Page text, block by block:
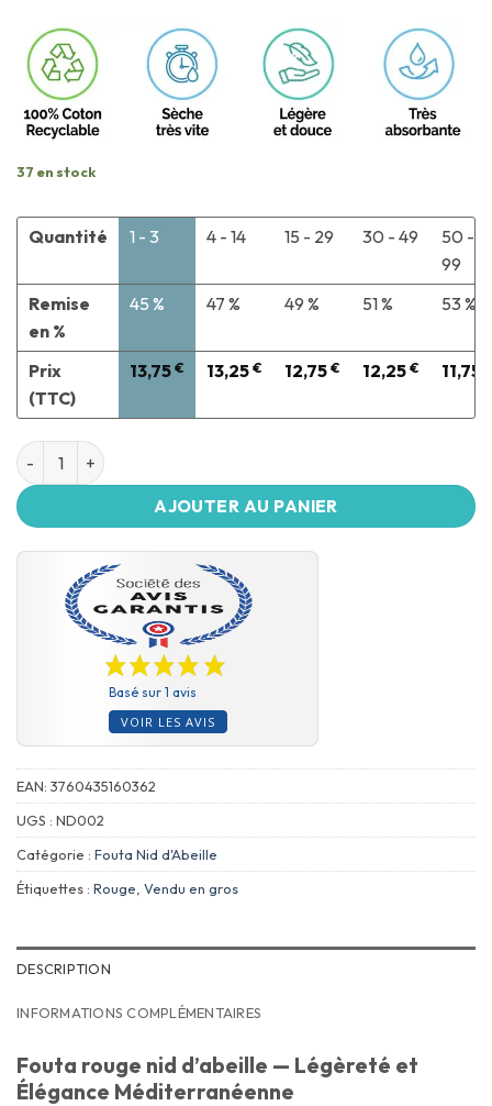
37 en stock
Quantité
Remise
en %
Prix
(TTC)
1 - 3
45 %
13,75 €
4 - 14
47 %
13,25 €
15 - 29
49 %
12,75 €
30 - 49
51 %
12,25 €
50 -
99
53 %
11,75
AJOUTER AU PANIER
Basé sur 1 avis
VOIR LES AVIS
EAN: 3760435160362
UGS : ND002
Catégorie : Fouta Nid d'Abeille
Étiquettes : Rouge Vendu en gros
DESCRIPTION
INFORMATIONS COMPLÉMENTAIRES
Fouta rouge nid d’abeille — Légèreté et
Élégance Méditerranéenne